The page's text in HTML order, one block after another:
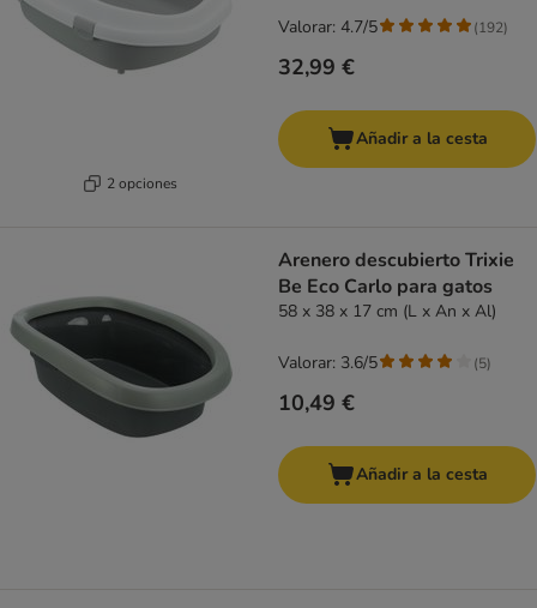
2 opciones
32,99 €
Valorar: 4.7/5 (192)
Añadir a la cesta
Arenero descubierto Trixie
Be Eco Carlo para gatos
58 x 38 x 17 cm (L x An x Al)
10,49 €
Valorar: 3.6/5 (5)
Añadir a la cesta